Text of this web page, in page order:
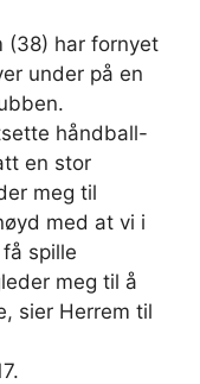
(38) har fornyet
under på en
håndball-
en stor
meg til
med at vi i
spille
meg til å
sier Herrem til